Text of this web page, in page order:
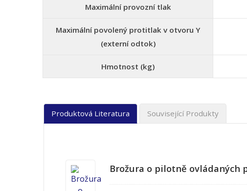
Maximální provozní tlak
Maximální povolený protitlak v otvoru Y
(externí odtok)
Hmotnost (kg)
Produktová Literatura Související Produkty
Brožura o pilotně ovládaných